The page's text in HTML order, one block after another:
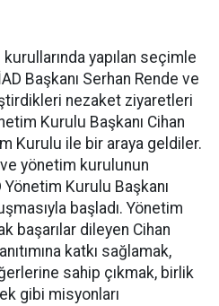
yapılan seçimle
Başkanı Serhan Rende ve
nezaket ziyaretleri
Kurulu Başkanı Cihan
Kurulu ile bir araya geldiler.
yönetim kurulunun
Yönetim Kurulu Başkanı
başladı. Yönetim
başarılar dileyen Cihan
katkı sağlamak,
sahip çıkmak, birlik
gibi misyonları